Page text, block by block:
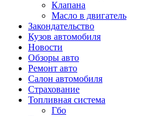
Клапана
Масло в двигатель
Закондательство
Кузов автомобиля
Новости
Обзоры авто
Ремонт авто
Салон автомобиля
Страхование
Топливная система
Гбо